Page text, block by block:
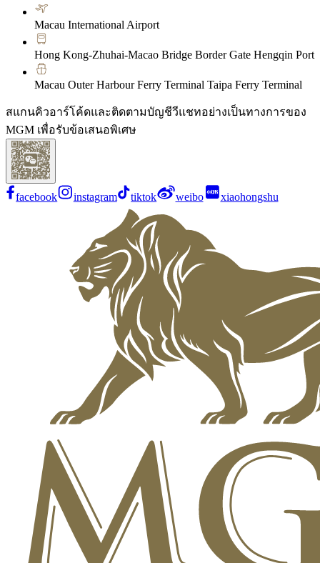
Macau International Airport
Hong Kong-Zhuhai-Macao Bridge Border Gate Hengqin Port
Macau Outer Harbour Ferry Terminal Taipa Ferry Terminal
สแกนคิวอาร์โค้ดและติดตามบัญชีวีแชทอย่างเป็นทางการของ
MGM เพื่อรับข้อเสนอพิเศษ
facebook instagram tiktok weibo xiaohongshu